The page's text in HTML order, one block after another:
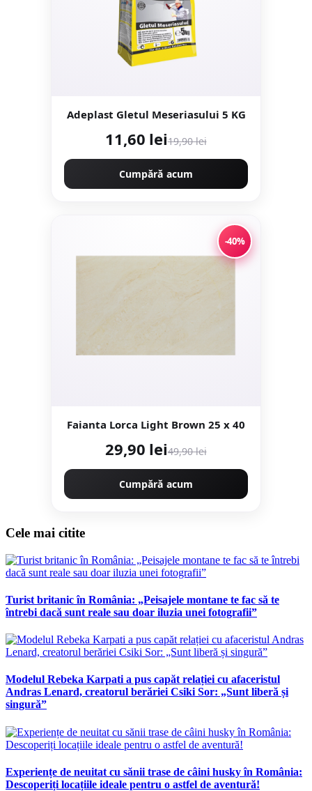
Adeplast Gletul Meseriasului 5 KG
11,60 lei19,90 lei
Cumpără acum
-40%
Faianta Lorca Light Brown 25 x 40
29,90 lei49,90 lei
Cumpără acum
Cele mai citite
Turist britanic în România: „Peisajele montane te fac să te
întrebi dacă sunt reale sau doar iluzia unei fotografii”
Modelul Rebeka Karpati a pus capăt relației cu afaceristul
Andras Lenard, creatorul berăriei Csiki Sor: „Sunt liberă și
singură”
Experiențe de neuitat cu sănii trase de câini husky în România:
Descoperiți locațiile ideale pentru o astfel de aventură!